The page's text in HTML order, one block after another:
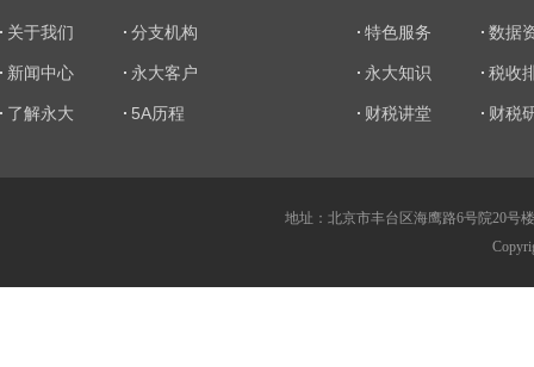
关于我们 分支机构
新闻中心 永大客户
了解永大 5A历程
特色服务 数据
永大知识 税收
财税讲堂 财税
地址：北京市丰台区海鹰路6号院20